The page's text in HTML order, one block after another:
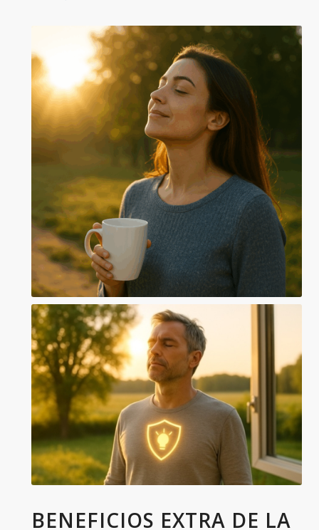
BENEFICIOS EXTRA DE LA